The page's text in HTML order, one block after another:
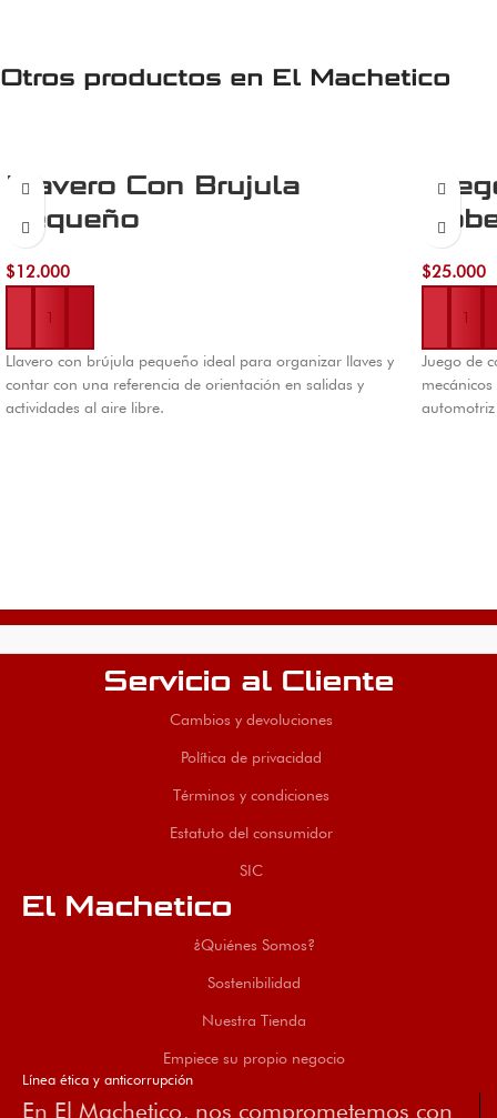
Otros productos en El Machetico
Llavero Con Brujula
Pequeño
$12.000
Añadir al carrito
Llavero con brújula pequeño ideal para organizar llaves y
contar con una referencia de orientación en salidas y
actividades al aire libre.
$25.000
Añadir al
Juego de
Servicio al Cliente
Cambios y devoluciones
Política de privacidad
Términos y condiciones
Estatuto del consumidor
SIC
El Machetico
¿Quiénes Somos?
Sostenibilidad
Nuestra Tienda
Empiece su propio negocio
Línea ética y anticorrupción
En El Machetico, nos comprometemos con